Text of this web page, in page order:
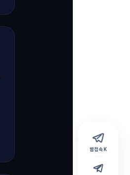
웹 접속 K